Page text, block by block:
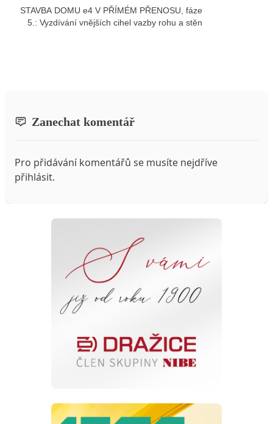
STAVBA DOMU e4 V PŘÍMÉM PŘENOSU, fáze
5.: Vyzdívání vnějších cihel vazby rohu a stěn
Zanechat komentář
Pro přidávání komentářů se musíte nejdříve
přihlásit.